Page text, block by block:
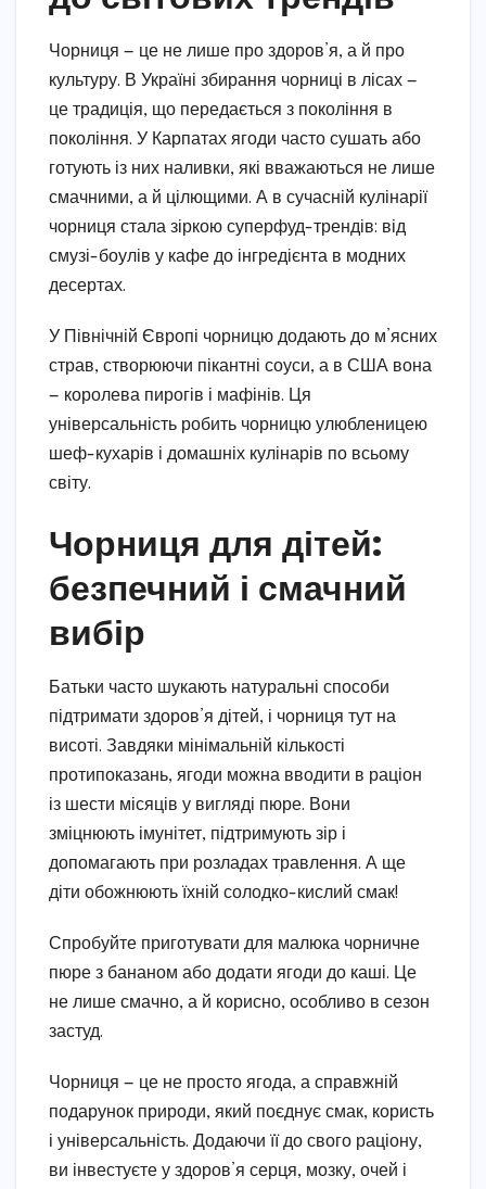
Чорниця — це не лише про здоров’я, а й про
культуру. В Україні збирання чорниці в лісах —
це традиція, що передається з покоління в
покоління. У Карпатах ягоди часто сушать або
готують із них наливки, які вважаються не лише
смачними, а й цілющими. А в сучасній кулінарії
чорниця стала зіркою суперфуд-трендів: від
смузі-боулів у кафе до інгредієнта в модних
десертах.
У Північній Європі чорницю додають до м’ясних
страв, створюючи пікантні соуси, а в США вона
— королева пирогів і мафінів. Ця
універсальність робить чорницю улюбленицею
шеф-кухарів і домашніх кулінарів по всьому
світу.
Чорниця для дітей:
безпечний і смачний
вибір
Батьки часто шукають натуральні способи
підтримати здоров’я дітей, і чорниця тут на
висоті. Завдяки мінімальній кількості
протипоказань, ягоди можна вводити в раціон
із шести місяців у вигляді пюре. Вони
зміцнюють імунітет, підтримують зір і
допомагають при розладах травлення. А ще
діти обожнюють їхній солодко-кислий смак!
Спробуйте приготувати для малюка чорничне
пюре з бананом або додати ягоди до каші. Це
не лише смачно, а й корисно, особливо в сезон
застуд.
Чорниця — це не просто ягода, а справжній
подарунок природи, який поєднує смак, користь
і універсальність. Додаючи її до свого раціону,
ви інвестуєте у здоров’я серця, мозку, очей і